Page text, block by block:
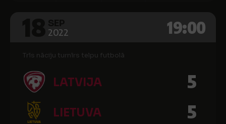
2022 19:00
Trīs nāciju turnīrs telpu futbolā
LATVIJA 5
LIETUVA 5